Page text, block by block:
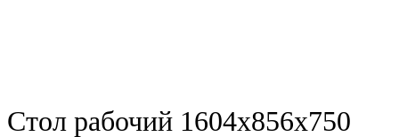
Стол рабочий 1604х856х750